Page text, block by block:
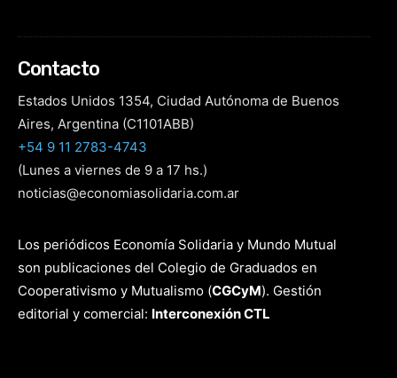
Contacto
Estados Unidos 1354, Ciudad Autónoma de Buenos
Aires, Argentina (C1101ABB)
+54 9 11 2783-4743
(Lunes a viernes de 9 a 17 hs.)
noticias@economiasolidaria.com.ar
Los periódicos Economía Solidaria y Mundo Mutual
son publicaciones del Colegio de Graduados en
Cooperativismo y Mutualismo (CGCyM). Gestión
editorial y comercial: Interconexión CTL